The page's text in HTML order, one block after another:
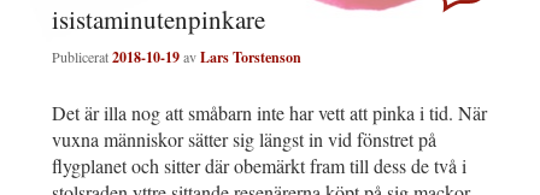
isistaminutenpinkare
Publicerat2018-10-19avLars Torstenson
Det är illa nog att småbarn inte har vett att pinka i tid. När
vuxna människor sätter sig längst in vid fönstret på
flygplanet och sitter där obemärkt fram till dess de två i